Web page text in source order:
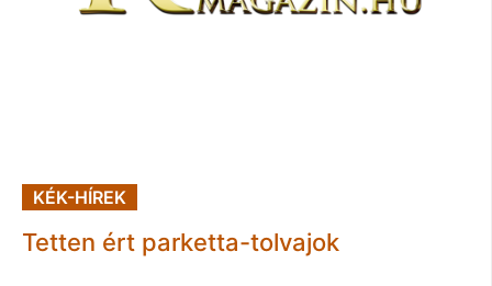
KÉK-HÍREK
Tetten ért parketta-tolvajok